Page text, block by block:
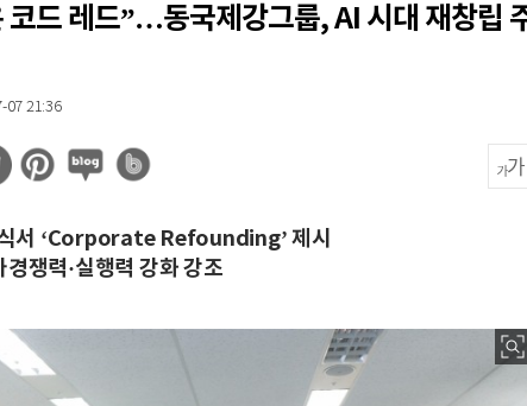
코드 레드”…동국제강그룹, AI 시대 재창립
07 21:36
서 ‘Corporate Refounding’ 제시
쟁력·실행력 강화 강조